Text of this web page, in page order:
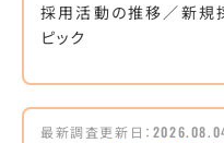
採用活動の推移／新規
ピック
最新調査更新日：